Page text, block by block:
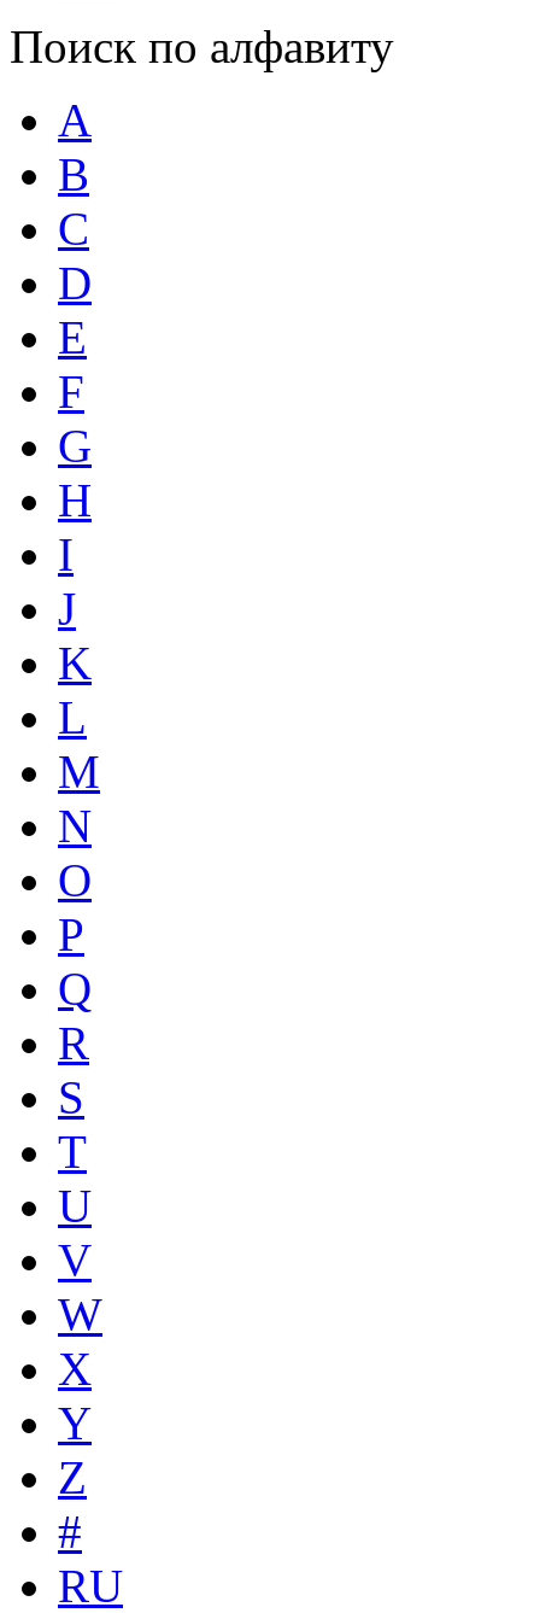
Поиск по алфавиту
A
B
C
D
E
F
G
H
I
J
K
L
M
N
O
P
Q
R
S
T
U
V
W
X
Y
Z
#
RU